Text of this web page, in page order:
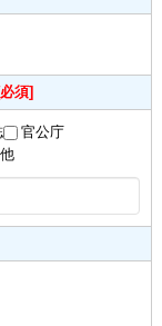
須]
官公庁